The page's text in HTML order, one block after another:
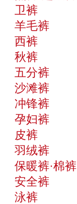
卫裤
羊毛裤
西裤
秋裤
五分裤
沙滩裤
冲锋裤
孕妇裤
皮裤
羽绒裤
保暖裤·棉裤
安全裤
泳裤